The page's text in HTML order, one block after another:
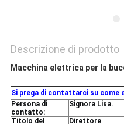
Descrizione di prodotto
Macchina elettrica per la
Si prega di contattarci su come
Persona di
contatto:
Signora Lisa.
Titolo del
Direttore